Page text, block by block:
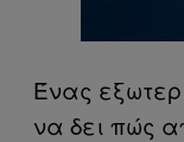
Ένας
να δει πώς